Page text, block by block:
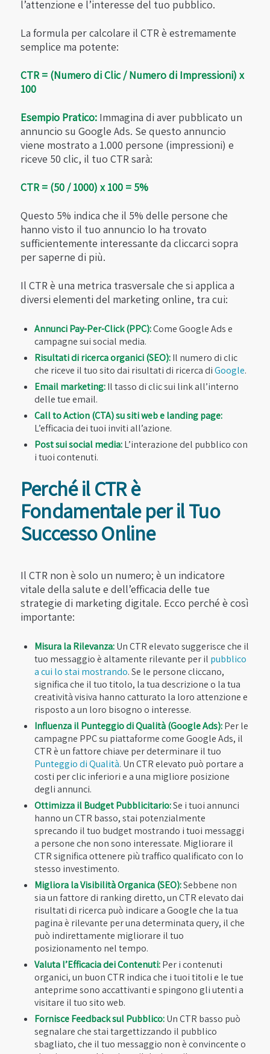
l’attenzione e l’interesse del tuo pubblico.
La formula per calcolare il CTR è estremamente
semplice ma potente:
CTR = (Numero di Clic / Numero di Impressioni) x
100
Esempio Pratico:Immagina di aver pubblicato un
annuncio su Google Ads. Se questo annuncio
viene mostrato a 1.000 persone (impressioni) e
riceve 50 clic, il tuo CTR sarà:
CTR = (50 / 1000) x 100 = 5%
Questo 5% indica che il 5% delle persone che
hanno visto il tuo annuncio lo ha trovato
sufficientemente interessante da cliccarci sopra
per saperne di più.
Il CTR è una metrica trasversale che si applica a
diversi elementi del marketing online, tra cui:
Annunci Pay-Per-Click (PPC):Come Google Ads e
campagne sui social media.
Risultati di ricerca organici (SEO):Il numero di clic
che riceve il tuo sito dai risultati di ricerca diGoogle.
Email marketing:Il tasso di clic sui link all’interno
delle tue email.
Call to Action (CTA) su siti web e landing page:
L’efficacia dei tuoi inviti all’azione.
Post sui social media:L’interazione del pubblico con
i tuoi contenuti.
Perché il CTR è
Fondamentale per il Tuo
Successo Online
Il CTR non è solo un numero; è un indicatore
vitale della salute e dell’efficacia delle tue
strategie di marketing digitale. Ecco perché è così
importante:
Misura la Rilevanza:Un CTR elevato suggerisce che il
tuo messaggio è altamente rilevante per il pubblico
a cui lo stai mostrando. Se le persone cliccano,
significa che il tuo titolo, la tua descrizione o la tua
creatività visiva hanno catturato la loro attenzione e
risposto a un loro bisogno o interesse.
Influenza il Punteggio di Qualità (Google Ads):Per le
campagne PPC su piattaforme come Google Ads, il
CTR è un fattore chiave per determinare il tuo
Punteggio di Qualità. Un CTR elevato può portare a
costi per clic inferiori e a una migliore posizione
degli annunci.
Ottimizza il Budget Pubblicitario:Se i tuoi annunci
hanno un CTR basso, stai potenzialmente
sprecando il tuo budget mostrando i tuoi messaggi
a persone che non sono interessate. Migliorare il
CTR significa ottenere più traffico qualificato con lo
stesso investimento.
Migliora la Visibilità Organica (SEO):Sebbene non
sia un fattore di ranking diretto, un CTR elevato dai
risultati di ricerca può indicare a Google che la tua
pagina è rilevante per una determinata query, il che
può indirettamente migliorare il tuo
posizionamento nel tempo.
Valuta l’Efficacia dei Contenuti:Per i contenuti
organici, un buon CTR indica che i tuoi titoli e le tue
anteprime sono accattivanti e spingono gli utenti a
visitare il tuo sito web.
Fornisce Feedback sul Pubblico:Un CTR basso può
segnalare che stai targettizzando il pubblico
sbagliato, che il tuo messaggio non è convincente o